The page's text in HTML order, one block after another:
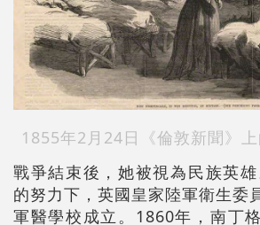
1855年2月24日《倫敦新聞》
戰爭結束後，她被視為民族英
的努力下，英國皇家陸軍衛生委
軍醫學校成立。1860年，南丁